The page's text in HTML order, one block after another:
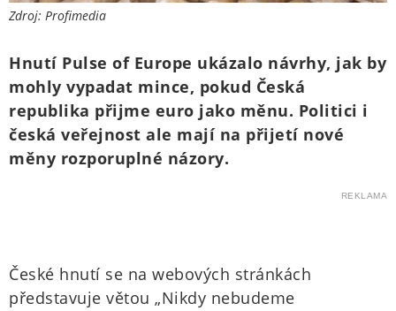
Zdroj: Profimedia
Hnutí Pulse of Europe ukázalo návrhy, jak by
mohly vypadat mince, pokud Česká
republika přijme euro jako měnu. Politici i
česká veřejnost ale mají na přijetí nové
měny rozporuplné názory.
REKLAMA
České hnutí se na webových stránkách
představuje větou „Nikdy nebudeme